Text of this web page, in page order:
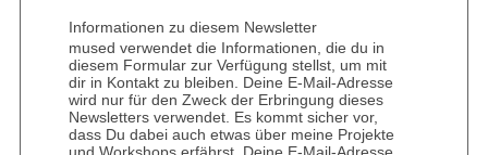
Informationen zu diesem Newsletter
mused verwendet die Informationen, die du in
diesem Formular zur Verfügung stellst, um mit
dir in Kontakt zu bleiben. Deine E-Mail-Adresse
wird nur für den Zweck der Erbringung dieses
Newsletters verwendet. Es kommt sicher vor,
dass Du dabei auch etwas über meine Projekte